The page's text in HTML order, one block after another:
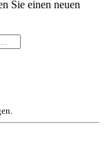
Sie einen neuen